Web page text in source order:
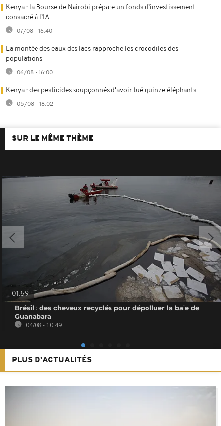
Kenya : la Bourse de Nairobi prépare un fonds d’investissement
consacré à l’IA
07/08 - 16:40
La montée des eaux des lacs rapproche les crocodiles des
populations
06/08 - 16:00
Kenya : des pesticides soupçonnés d'avoir tué quinze éléphants
05/08 - 18:02
SUR LE MÊME THÈME
01:59
Brésil : des cheveux recyclés pour dépolluer la baie de
Guanabara
04/08 - 10:49
PLUS D'ACTUALITÉS